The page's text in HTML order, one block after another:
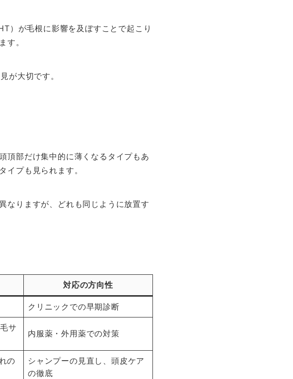
）が毛根に影響を及ぼすことで起こり
す。
が大切です。
頂部だけ集中的に薄くなるタイプもあ
イプも見られます。
なりますが、どれも同じように放置す
対応の方向性
クリニックでの早期診断
サ
内服薬・外用薬での対策
の
シャンプーの見直し、頭皮ケア
の徹底